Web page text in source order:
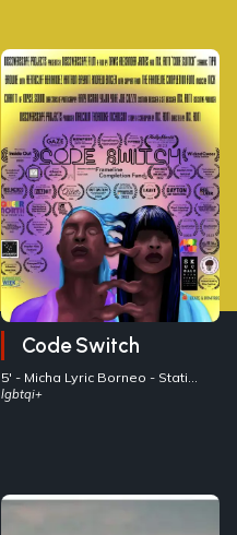
Code Switch
5' - Micha Lyric Borneo
Uniti
lgbtqi+